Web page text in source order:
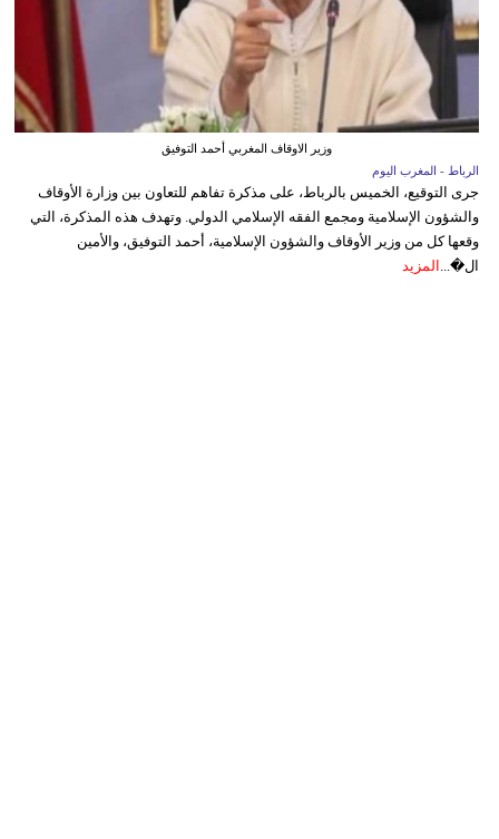
وزير الاوقاف المغربي أحمد التوفيق
الرباط - المغرب اليوم
جرى التوقيع، الخميس بالرباط، على مذكرة تفاهم للتعاون بين وزارة الأوقاف
والشؤون الإسلامية ومجمع الفقه الإسلامي الدولي. وتهدف هذه المذكرة، التي
وقعها كل من وزير الأوقاف والشؤون الإسلامية، أحمد التوفيق، والأمين
ال�... المزيد